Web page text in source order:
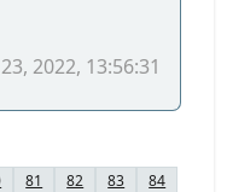
2022, 13:56:31
81 82 83
84